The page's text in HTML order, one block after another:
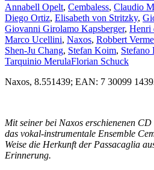
Annabell Opelt, Cembaless, Claudio
Diego Ortiz, Elisabeth von Stritzky,
Giovanni Girolamo Kapsberger, Henri
Marco Ucellini, Naxos, Robbert
Shen-Ju Chang, Stefan Koim, Stefano
Tarquinio MerulaFlorian Schuck
Naxos, 8.551439; EAN: 7 30099
Mit seiner bei Naxos erschienenen
das vokal-instrumentale Ensemble
Weise die Herkunft der Passacaglia
Erinnerung.